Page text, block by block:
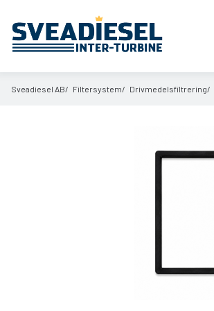
Sveadiesel AB Filtersystem Drivmedelsfiltrering